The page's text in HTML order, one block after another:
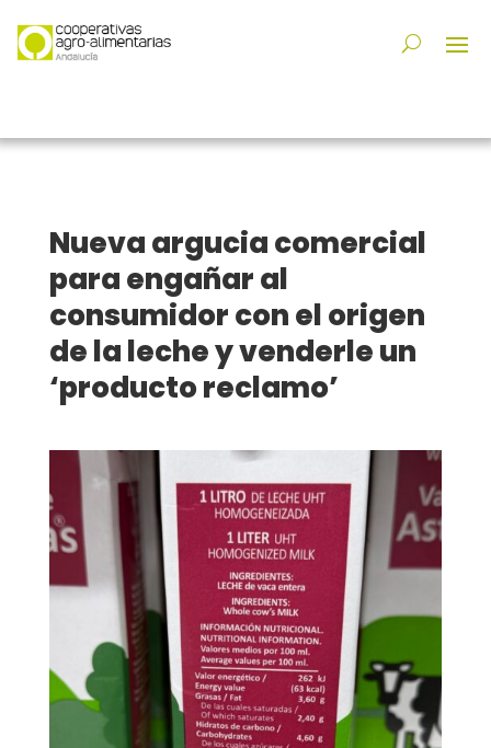
Nueva argucia comercial
para engañar al
consumidor con el origen
de la leche y venderle un
‘producto reclamo’